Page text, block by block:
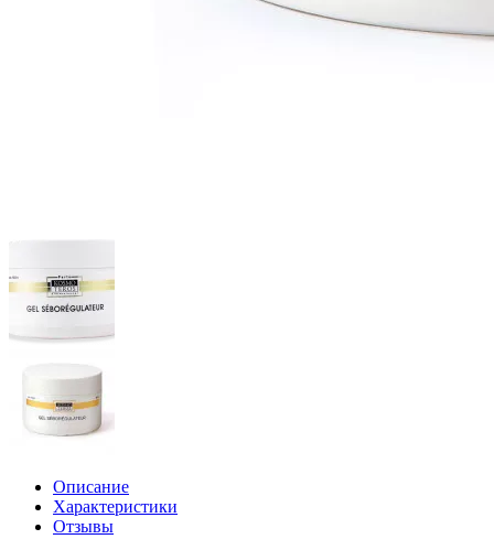
Описание
Характеристики
Отзывы